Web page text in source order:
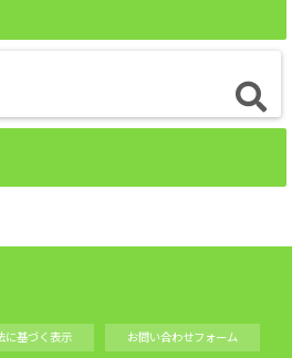
に基づく表示 お問い合わせフォーム